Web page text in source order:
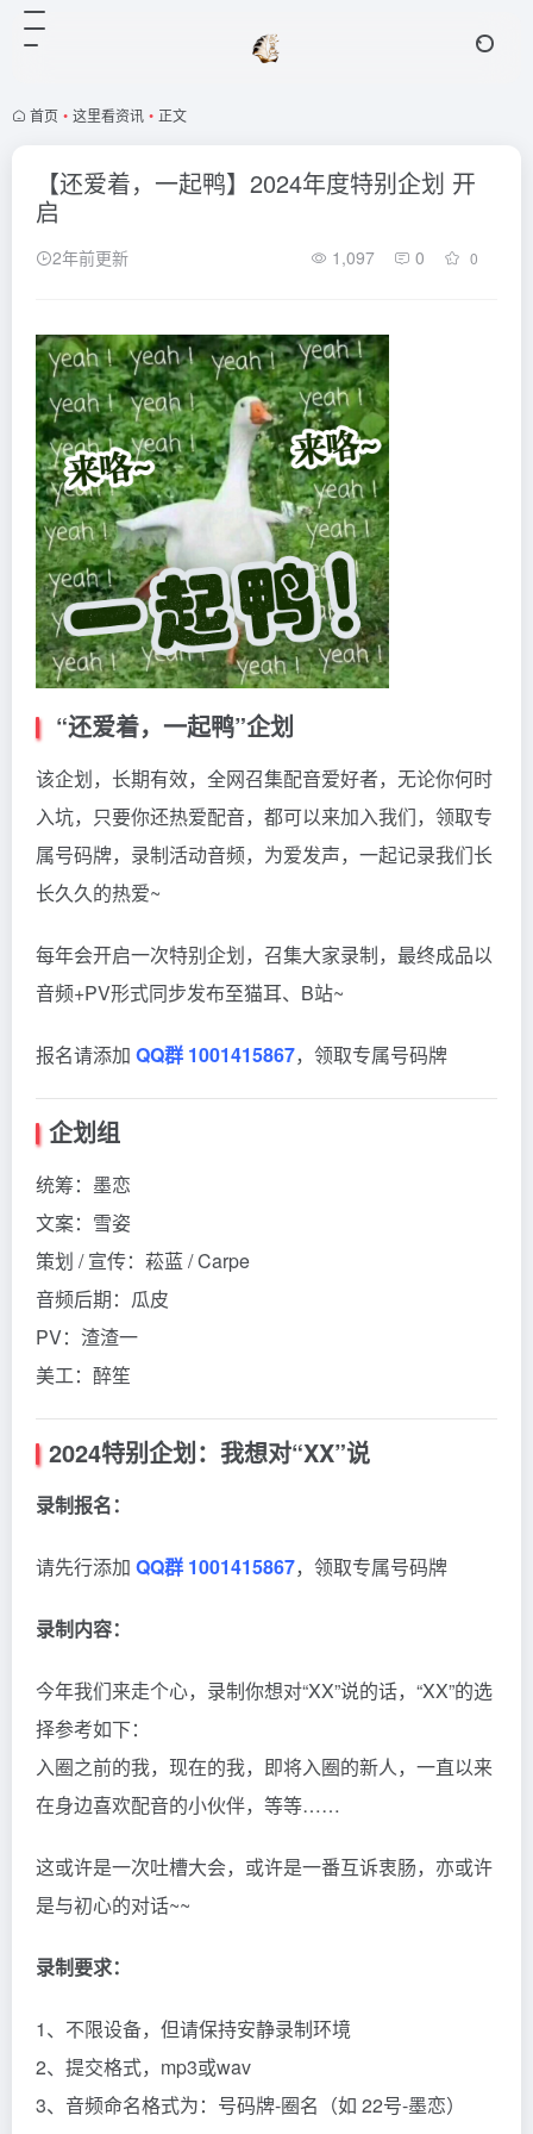
首页 • 这里看资讯 • 正文
【还爱着，一起鸭】2024年度特别企划 开
启
2年前更新 1,097 0 0
“还爱着，一起鸭”企划
该企划，长期有效，全网召集配音爱好者，无论你何时
入坑，只要你还热爱配音，都可以来加入我们，领取专
属号码牌，录制活动音频，为爱发声，一起记录我们长
长久久的热爱~
每年会开启一次特别企划，召集大家录制，最终成品以
音频+PV形式同步发布至猫耳、B站~
报名请添加 QQ群 1001415867，领取专属号码牌
企划组
统筹：墨恋
文案：雪姿
策划 / 宣传：菘蓝 / Carpe
音频后期：瓜皮
PV：渣渣一
美工：醉笙
2024特别企划：我想对“XX”说
录制报名：
请先行添加 QQ群 1001415867，领取专属号码牌
录制内容：
今年我们来走个心，录制你想对“XX”说的话，“XX”的选
择参考如下：
入圈之前的我，现在的我，即将入圈的新人，一直以来
在身边喜欢配音的小伙伴，等等……
这或许是一次吐槽大会，或许是一番互诉衷肠，亦或许
是与初心的对话~~
录制要求：
1、不限设备，但请保持安静录制环境
2、提交格式，mp3或wav
3、音频命名格式为：号码牌-圈名（如 22号-墨恋）